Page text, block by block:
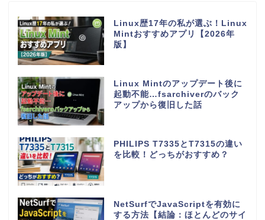
Linux歴17年の私が選ぶ！Linux
Mintおすすめアプリ【2026年
版】
Linux Mintのアップデート後に
起動不能…fsarchiverのバック
アップから復旧した話
PHILIPS T7335とT7315の違い
を比較！どっちがおすすめ？
NetSurfでJavaScriptを有効に
する方法【結論：ほとんどのサイ